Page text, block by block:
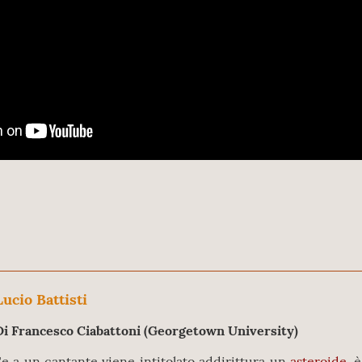
Battisti
Francesco Ciabattoni (Georgetown University)